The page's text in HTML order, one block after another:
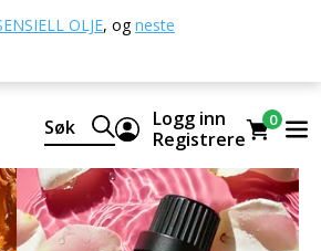
OLJE, ogneste
Søk
Logg inn
Registrere
0